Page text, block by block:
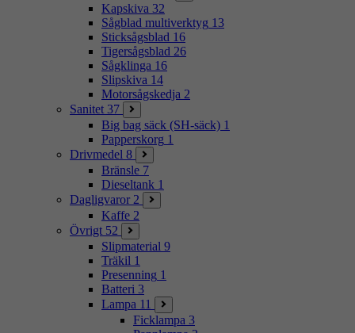
Kapskiva 32
Sågblad multiverktyg 13
Sticksågsblad 16
Tigersågsblad 26
Sågklinga 16
Slipskiva 14
Motorsågskedja 2
Sanitet 37
Big bag säck (SH-säck) 1
Papperskorg 1
Drivmedel 8
Bränsle 7
Dieseltank 1
Dagligvaror 2
Kaffe 2
Övrigt 52
Slipmaterial 9
Träkil 1
Presenning 1
Batteri 3
Lampa 11
Ficklampa 3